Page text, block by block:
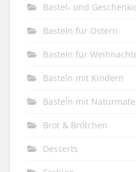
Bastel- und
Basteln für Ostern
Basteln für
Basteln mit Kindern
Basteln mit
Brot & Brötchen
Desserts